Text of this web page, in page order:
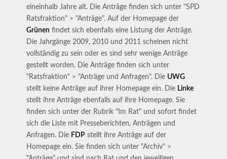
eineinhalb Jahre alt. Die Anträge finden sich unter "SPD
Ratsfraktion" > "Anträge". Auf der Homepage der
Grünen findet sich ebenfalls eine Listung der Anträge.
Die Jahrgänge 2009, 2010 und 2011 scheinen nicht
vollständig zu sein oder es sind sehr wenige Anträge
gestellt worden. Die Anträge finden sich unter
"Ratsfraktion" > "Anträge und Anfragen". Die UWG
stellt keine Anträge auf ihrer Homepage ein. Die Linke
stellt ihre Anträge ebenfalls auf ihre Homepage. Sie
finden sich unter der Rubrik "Im Rat" und sofort findet
sich die Liste mit Presseberichten, Anträgen und
Anfragen. Die FDP stellt ihre Anträge auf der
Homepage ein. Sie finden sich unter "Archiv" >